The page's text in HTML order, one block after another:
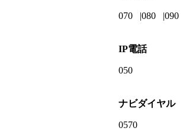
070 080 090
IP電話
050
ナビダイヤル
0570